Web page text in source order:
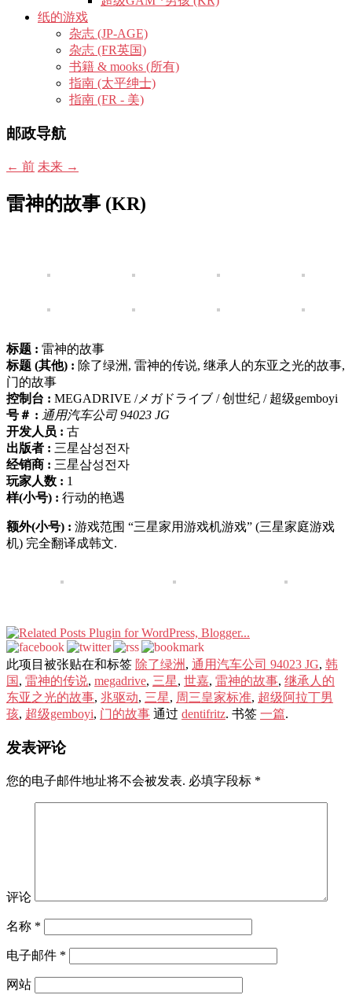
纸的游戏
杂志 (JP-AGE)
杂志 (FR英国)
书籍 & mooks (所有)
指南 (太平绅士)
指南 (FR - 美)
邮政导航
← 前 未来 →
雷神的故事 (KR)
标题 : 雷神的故事
标题 (其他) : 除了绿洲, 雷神的传说, 继承人的东亚之光的故事,
门的故事
控制台 : MEGADRIVE /メガドライブ / 创世纪 / 超级gemboyi
号＃ : 通用汽车公司 94023 JG
开发人员 : 古
出版者 : 三星삼성전자
经销商 : 三星삼성전자
玩家人数 : 1
样(小号) : 行动的艳遇
额外(小号) : 游戏范围 “三星家用游戏机游戏” (三星家庭游戏
机) 完全翻译成韩文.
此项目被张贴在和标签 除了绿洲 , 通用汽车公司 94023 JG, 韩
国 , 雷神的传说, megadrive, 三星, 世嘉, 雷神的故事, 继承人的
东亚之光的故事, 兆驱动, 三星, 周三皇家标准, 超级阿拉丁男
孩, 超级gemboyi, 门的故事 通过 dentifritz. 书签 一篇.
发表评论
您的电子邮件地址将不会被发表. 必填字段标 *
评论
名称 *
电子邮件 *
网站